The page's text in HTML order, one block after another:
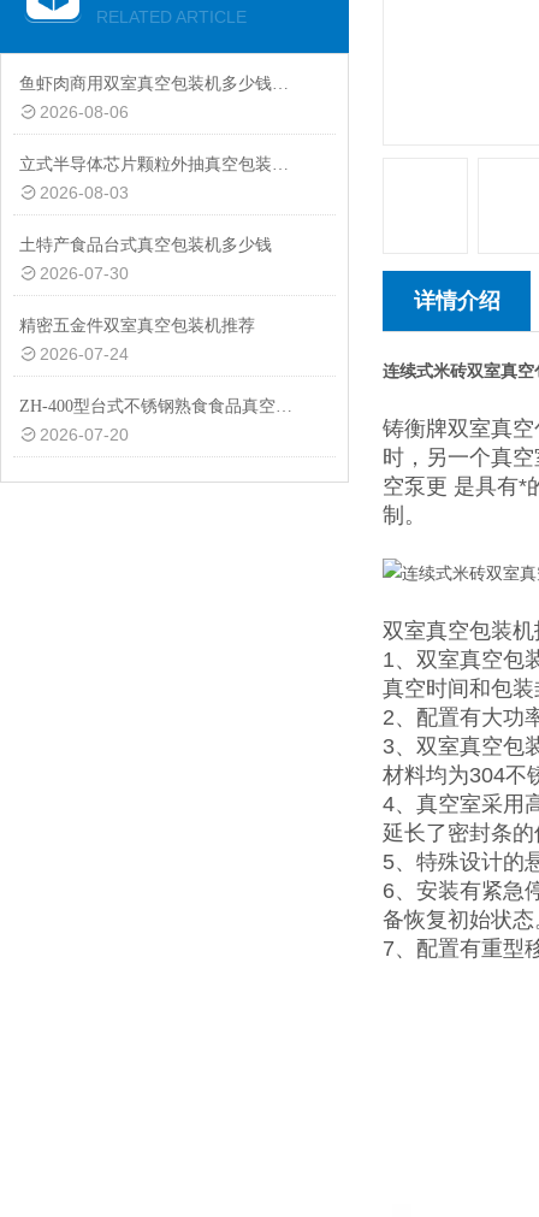
RELATED ARTICLE
鱼虾肉商用双室真空包装机多少钱一台
2026-08-06
立式半导体芯片颗粒外抽真空包装机厂家
2026-08-03
土特产食品台式真空包装机多少钱
2026-07-30
精密五金件双室真空包装机推荐
2026-07-24
ZH-400型台式不锈钢熟食食品真空包装机设备
2026-07-20
详情介绍
连续式米砖双室真空
铸衡牌双室真
时，另一个真
空泵更 是具有*
制。
双室真空包装机
1、双室真空包
真空时间和包
2、配置有大功
3、双室真空包
材料均为304不
4、真空室采用
延长了密封条
5、特殊设计的
6、安装有紧急
备恢复初始状态
7、配置有重型